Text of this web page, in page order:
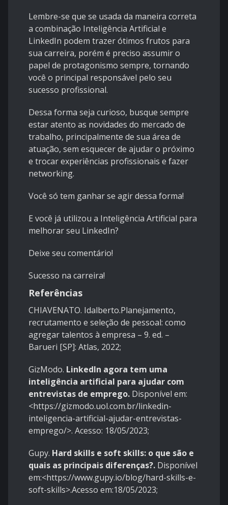
Lembre-se que se usada da maneira correta
a combinação Inteligência Artificial e
LinkedIn podem trazer ótimos frutos para
sua carreira, porém é preciso assumir o
papel de protagonismo sempre, tornando
você o principal responsável pelo seu
sucesso profissional.
Dessa forma seja curioso, busque sempre
estar atento as novidades do mercado de
trabalho, principalmente de sua área de
atuação, sem esquecer de ajudar o próximo
e trocar experiências profissionais e fazer
networking.
Você só tem ganhar se agir dessa forma!
E você já utilizou a Inteligência Artificial para
melhorar seu LinkedIn?
Deixe seu comentário!
Sucesso na carreira!
Referências
CHIAVENATO. Idalberto.Planejamento,
recrutamento e seleção de pessoal: como
agregar talentos à empresa – 9. ed. –
Barueri [SP]: Atlas, 2022;
GizModo. LinkedIn agora tem uma
inteligência artificial para ajudar com
entrevistas de emprego. Disponível em:
<https://gizmodo.uol.com.br/linkedin-
inteligencia-artificial-ajudar-entrevistas-
emprego/>. Acesso: 18/05/2023;
Gupy. Hard skills e soft skills: o que são e
quais as principais diferenças?. Disponível
em:<https://www.gupy.io/blog/hard-skills-e-
soft-skills>.Acesso em:18/05/2023;